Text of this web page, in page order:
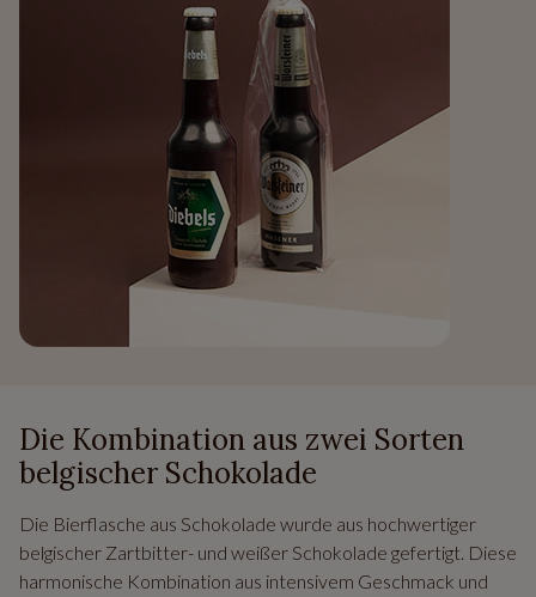
Die Kombination aus zwei Sorten
belgischer Schokolade
Die Bierflasche aus Schokolade wurde aus hochwertiger
belgischer Zartbitter- und weißer Schokolade gefertigt. Diese
harmonische Kombination aus intensivem Geschmack und